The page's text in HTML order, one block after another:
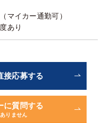
マイカー通勤可）
あり
接応募する
に質問する
りません